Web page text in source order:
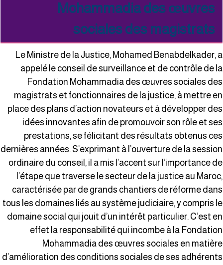
Mohammadia des œuvres
sociales des magistrats
Le Ministre de la Justice, Mohamed Benabdelkader,
appelé le conseil de surveillance et de contrôle de
Fondation Mohammadia des œuvres sociales
magistrats et fonctionnaires de la justice, à mettre
place des plans d’action novateurs et à développer
idées innovantes afin de promouvoir son rôle et
prestations, se félicitant des résultats obtenus
dernières années. S’exprimant à l’ouverture de la
ordinaire du conseil, il a mis l’accent sur l’importance
l’étape que traverse le secteur de la justice au
caractérisée par de grands chantiers de réforme
tous les domaines liés au système judiciaire, y compris
domaine social qui jouit d’un intérêt particulier. C’est
effet la responsabilité qui incombe à la
Mohammadia des œuvres sociales en
d’amélioration des conditions sociales de ses